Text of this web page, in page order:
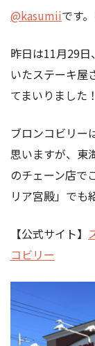
@kasumiiです
昨日は11月29日
いたステーキ屋
てまいりました！
ブロンコビリー
思いますが、東
のチェーン店で
リア宮殿」でも
【公式サイト】
コビリー